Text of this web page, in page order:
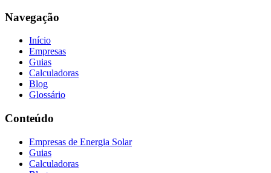
Navegação
Início
Empresas
Guias
Calculadoras
Blog
Glossário
Conteúdo
Empresas de Energia Solar
Guias
Calculadoras